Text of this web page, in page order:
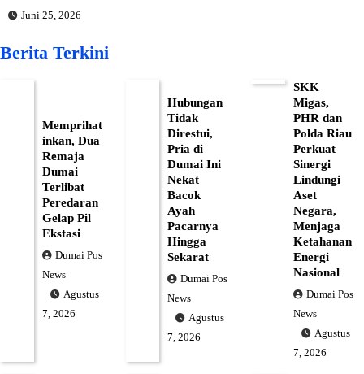
Juni 25, 2026
Berita Terkini
Memprihat
inkan, Dua
Remaja
Dumai
Terlibat
Peredaran
Gelap Pil
Ekstasi
Dumai Pos
News
Agustus
7, 2026
Hubungan
Tidak
Direstui,
Pria di
Dumai Ini
Nekat
Bacok
Ayah
Pacarnya
Hingga
Sekarat
Dumai Pos
News
Agustus
7, 2026
SKK
Migas,
PHR dan
Polda Riau
Perkuat
Sinergi
Lindungi
Aset
Negara,
Menjaga
Ketahanan
Energi
Nasional
Dumai Pos
News
Agustus
7, 2026